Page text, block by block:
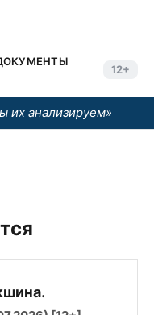
12+
их анализируем»